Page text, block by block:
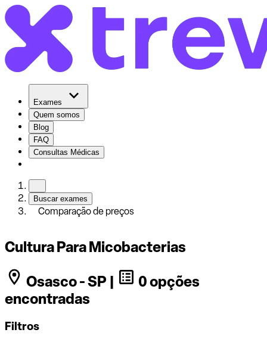
Exames
Quem somos
Blog
FAQ
Consultas Médicas
Buscar exames
Comparação de preços
Cultura Para Micobacterias
Osasco - SP |
0 opções
encontradas
Filtros